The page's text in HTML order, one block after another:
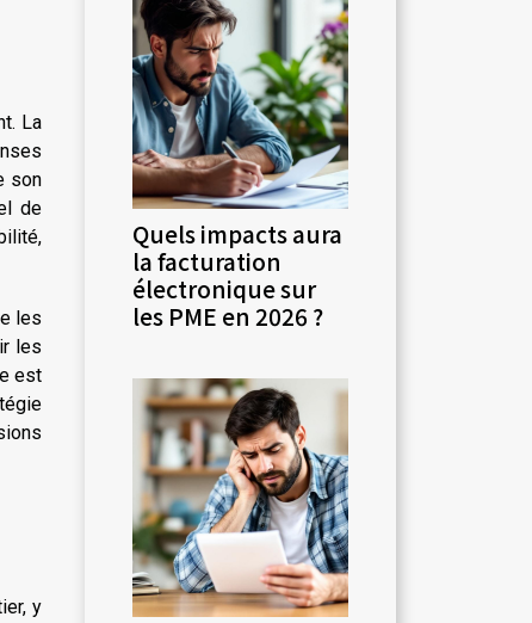
La
son
de
les
les
est
y
Quels impacts aura
la facturation
électronique sur
les PME en 2026 ?